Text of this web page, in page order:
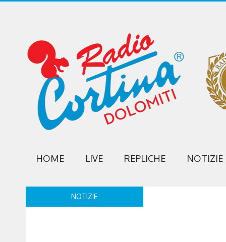
HOME LIVE REPLICHE NOTIZIE
NOTIZIE